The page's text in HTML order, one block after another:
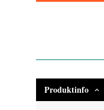
Produktinfo